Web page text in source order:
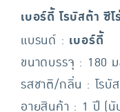
เบอร์ดี้ โรบัสต้า ซี
แบรนด์ : เบอร์ดี้
ขนาดบรรจุ : 180
รสชาติ/กลิ่น : โรบัส
อายุสินค้า : 1 ปี (นั